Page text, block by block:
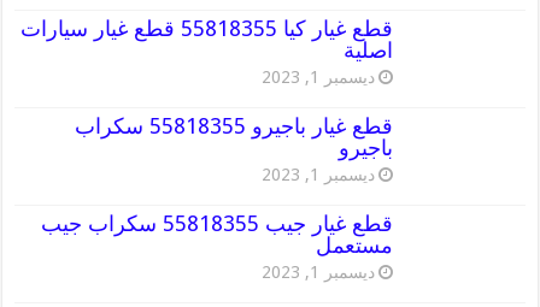
قطع غيار كيا 55818355 قطع غيار سيارات
اصلية
ديسمبر 1, 2023
قطع غيار باجيرو 55818355 سكراب
باجيرو
ديسمبر 1, 2023
قطع غيار جيب 55818355 سكراب جيب
مستعمل
ديسمبر 1, 2023